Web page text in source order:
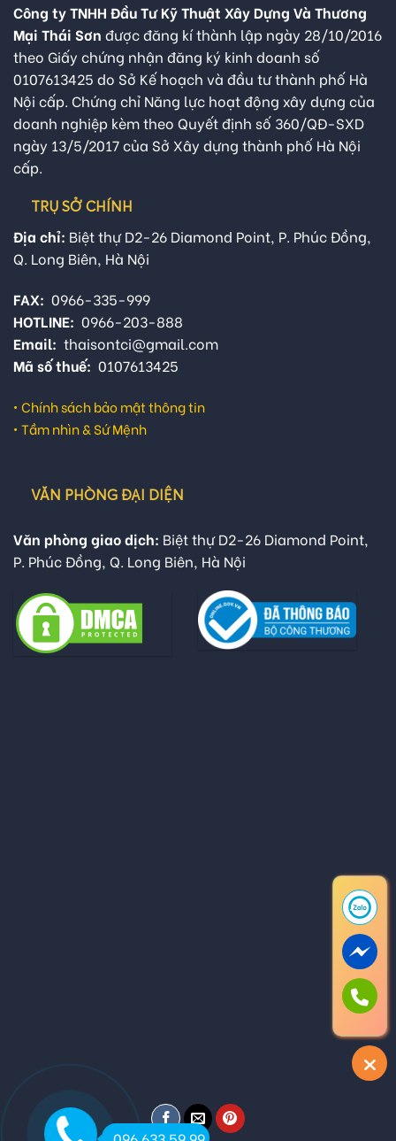
Công ty TNHH Đầu Tư Kỹ Thuật Xây Dựng Và Thương
Mại Thái Sơn được đăng kí thành lập ngày 28/10/2016
theo Giấy chứng nhận đăng ký kinh doanh số
0107613425 do Sở Kế hoạch và đầu tư thành phố Hà
Nội cấp. Chứng chỉ Năng lực hoạt động xây dựng của
doanh nghiệp kèm theo Quyết định số 360/QĐ-SXD
ngày 13/5/2017 của Sở Xây dựng thành phố Hà Nội
cấp.
TRỤ SỞ CHÍNH
Địa chỉ: Biệt thự D2-26 Diamond Point, P. Phúc Đồng,
Q. Long Biên, Hà Nội
FAX: 0966-335-999
HOTLINE: 0966-203-888
Email: thaisontci@gmail.com
Mã số thuế: 0107613425
• Chính sách bảo mật thông tin
• Tầm nhìn & Sứ Mệnh
VĂN PHÒNG ĐẠI DIỆN
Văn phòng giao dịch: Biệt thự D2-26 Diamond Point,
P. Phúc Đồng, Q. Long Biên, Hà Nội